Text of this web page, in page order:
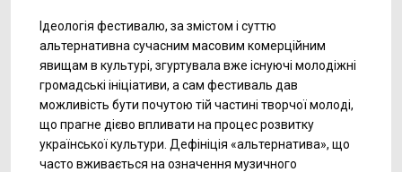
Ідеологія фестивалю, за змістом і суттю
альтернативна сучасним масовим комерційним
явищам в культурі, згуртувала вже існуючі молодіжні
громадські ініціативи, а сам фестиваль дав
можливість бути почутою тій частині творчої молоді,
що прагне дієво впливати на процес розвитку
української культури. Дефініція «альтернатива», що
часто вживається на означення музичного